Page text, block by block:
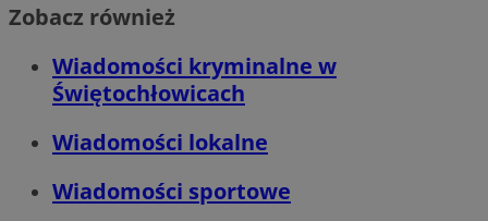
Zobacz również
Wiadomości kryminalne w
Świętochłowicach
Wiadomości lokalne
Wiadomości sportowe